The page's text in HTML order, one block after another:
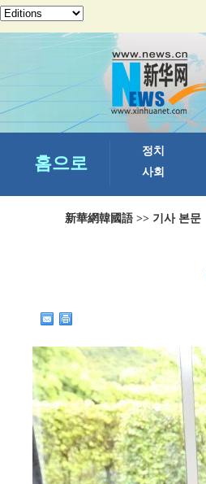
新華網韓國語 >> 기사 본문